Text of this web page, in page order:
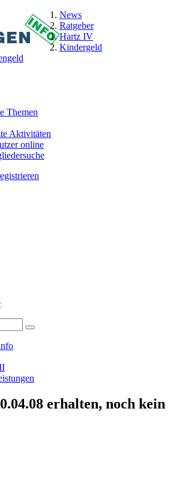
News
Ratgeber
Hartz IV
Kindergeld
Themen
Aktivitäten
online
erhalten, noch kein